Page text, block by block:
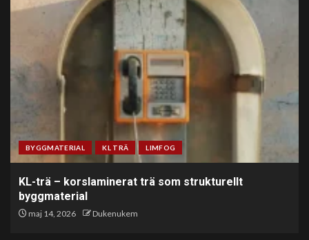
BYGGMATERIAL KL TRÄ LIMFOG
KL-trä – korslaminerat trä som strukturellt
byggmaterial
maj 14, 2026 Dukenukem